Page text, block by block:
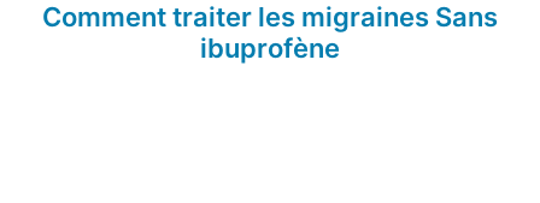
Comment traiter les migraines Sans
ibuprofène